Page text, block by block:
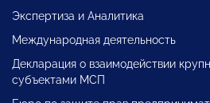
Экспертиза и Аналитика
Международная деятельность
Декларация о взаимодействии
субъектами МСП